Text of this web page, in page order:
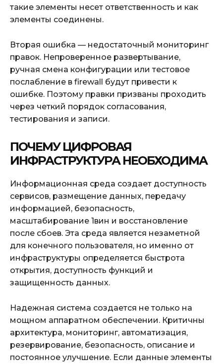
такие элементы несет ответственность и как
элементы соединены.
Вторая ошибка — недостаточный мониторинг
правок. Непроверенное развертывание,
ручная смена конфигурации или тестовое
послабление в firewall будут привести к
ошибке. Поэтому правки призваны проходить
через четкий порядок согласования,
тестирования и записи.
ПОЧЕМУ ЦИФРОВАЯ
ИНФРАСТРУКТУРА НЕОБХОДИМА
Информационная среда создает доступность
сервисов, размещение данных, передачу
информацией, безопасность,
масштабирование 1вин и восстановление
после сбоев. Эта среда является незаметной
для конечного пользователя, но именно от
инфраструктуры определяется быстрота
открытия, доступность функций и
защищенность данных.
Надежная система создается не только на
мощном аппаратном обеспечении. Критичны
архитектура, мониторинг, автоматизация,
резервирование, безопасность, описание и
постоянное улучшение. Если данные элементы